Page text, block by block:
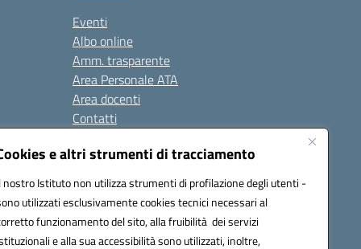
e altri strumenti di tracciamento
nostro Istituto non utilizza strumenti di profilazione degli utenti -
utilizzati esclusivamente cookies tecnici necessari al
funzionamento del sito, alla fruibilità dei servizi
e alla sua accessibilità sono utilizzati, inoltre,
Eventi
Albo online
Amm. trasparente
Area Personale ATA
Area docenti
Contatti